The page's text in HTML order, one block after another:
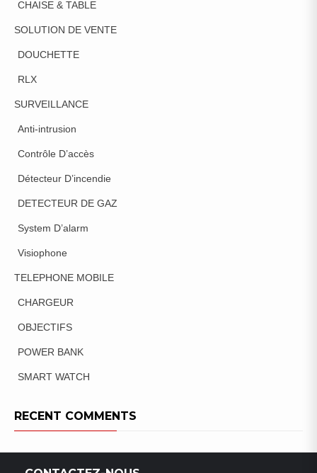
CHAISE & TABLE
SOLUTION DE VENTE
DOUCHETTE
RLX
SURVEILLANCE
Anti-intrusion
Contrôle D’accès
Détecteur D’incendie
DETECTEUR DE GAZ
System D’alarm
Visiophone
TELEPHONE MOBILE
CHARGEUR
OBJECTIFS
POWER BANK
SMART WATCH
RECENT COMMENTS